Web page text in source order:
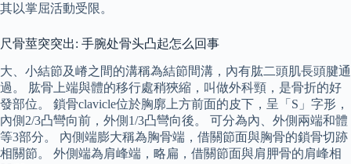
其以掌屈活動受限。
尺骨莖突突出: 手腕处骨头凸起怎么回事
大、小結節及嵴之間的溝稱為結節間溝，內有肱二頭肌長頭腱通
過。 肱骨上端與體的移行處稍狹縮，叫做外科頸，是骨折的好
發部位。 鎖骨clavicle位於胸廓上方前面的皮下，呈「S」字形，
內側2/3凸彎向前，外側1/3凸彎向後。 可分為內、外側兩端和體
等3部分。 內側端膨大稱為胸骨端，借關節面與胸骨的鎖骨切跡
相關節。 外側端為肩峰端，略扁，借關節面與肩胛骨的肩峰相